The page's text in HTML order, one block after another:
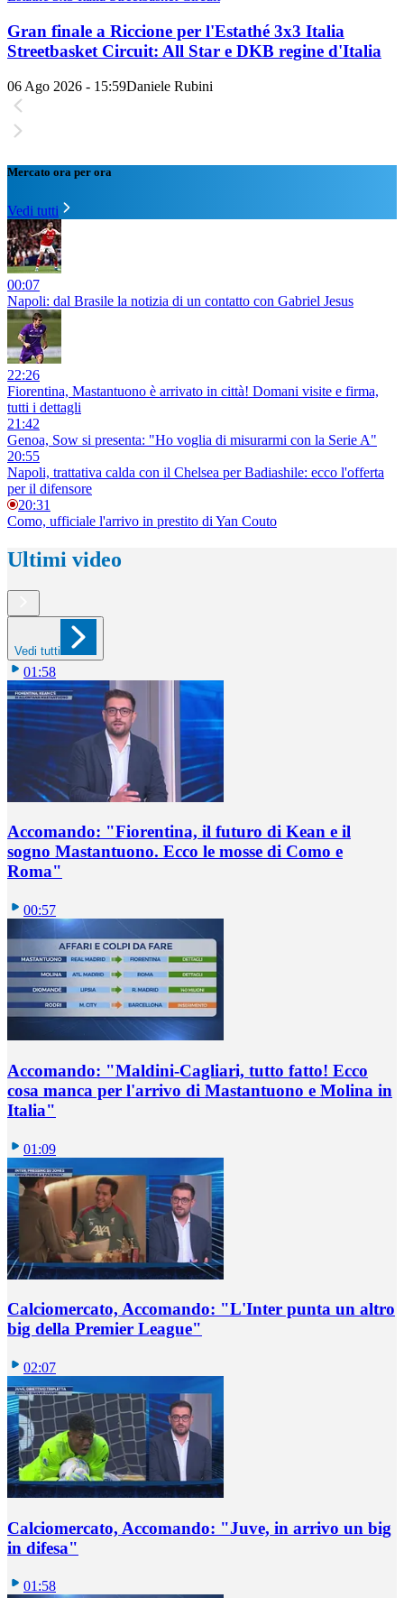
Gran finale a Riccione per l'Estathé 3x3 Italia
Streetbasket Circuit: All Star e DKB regine d'Italia
06 Ago 2026 - 15:59Daniele Rubini
Mercato ora per ora
Vedi tutti
00:07
Napoli: dal Brasile la notizia di un contatto con Gabriel Jesus
22:26
Fiorentina, Mastantuono è arrivato in città! Domani visite e firma,
tutti i dettagli
21:42
Genoa, Sow si presenta: "Ho voglia di misurarmi con la Serie A"
20:55
Napoli, trattativa calda con il Chelsea per Badiashile: ecco l'offerta
per il difensore
20:31
Como, ufficiale l'arrivo in prestito di Yan Couto
Ultimi video
Vedi tutti
01:58
Accomando: "Fiorentina, il futuro di Kean e il
sogno Mastantuono. Ecco le mosse di Como e
Roma"
00:57
Accomando: "Maldini-Cagliari, tutto fatto! Ecco
cosa manca per l'arrivo di Mastantuono e Molina in
Italia"
01:09
Calciomercato, Accomando: "L'Inter punta un altro
big della Premier League"
02:07
Calciomercato, Accomando: "Juve, in arrivo un big
in difesa"
01:58